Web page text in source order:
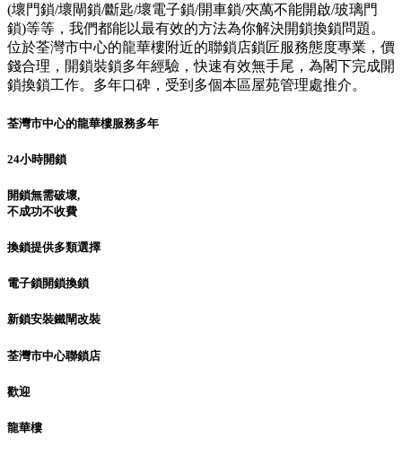
(壞門鎖/壞閘鎖/斷匙/壞電子鎖/開車鎖/夾萬不能開啟/玻璃門
鎖)等等，我們都能以最有效的方法為你解決開鎖換鎖問題。
位於荃灣市中心的龍華樓附近的聯鎖店鎖匠服務態度專業，價
錢合理，開鎖裝鎖多年經驗，快速有效無手尾，為閣下完成開
鎖換鎖工作。多年口碑，受到多個本區屋苑管理處推介。
荃灣市中心的龍華樓服務多年
24小時開鎖
開鎖無需破壞,
不成功不收費
換鎖提供多類選擇
電子鎖開鎖換鎖
新鎖安裝鐵閘改裝
荃灣市中心聯鎖店
歡迎
龍華樓